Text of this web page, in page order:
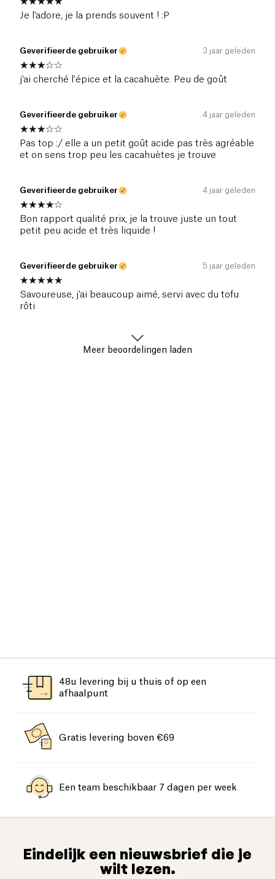
Je l'adore, je la prends souvent ! :P
Geverifieerde gebruiker 3 jaar geleden
j'ai cherché l'épice et la cacahuète. Peu de goût
Geverifieerde gebruiker 4 jaar geleden
Pas top :/ elle a un petit goût acide pas très agréable
et on sens trop peu les cacahuètes je trouve
Geverifieerde gebruiker 4 jaar geleden
Bon rapport qualité prix, je la trouve juste un tout
petit peu acide et très liquide !
Geverifieerde gebruiker 5 jaar geleden
Savoureuse, j'ai beaucoup aimé, servi avec du tofu
rôti
Meer beoordelingen laden
48u levering bij u thuis of op een
afhaalpunt
Gratis levering boven €69
Een team beschikbaar 7 dagen per week
Eindelijk een nieuwsbrief die je
wilt lezen.